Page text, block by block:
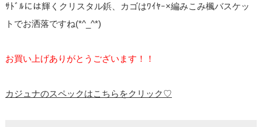
ｻﾄﾞﾙには輝くクリスタル鋲、カゴはﾜｲﾔｰ×編みこみ楓バスケッ
トでお洒落ですね(*^_^*)
お買い上げありがとうございます！！
カジュナのスペックはこちらをクリック♡